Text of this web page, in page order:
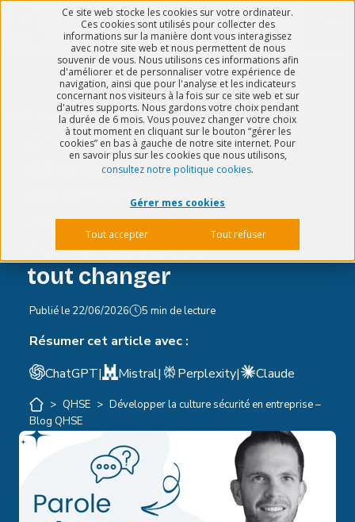
Ce site web stocke les cookies sur votre ordinateur.
Ces cookies sont utilisés pour collecter des
informations sur la manière dont vous interagissez
avec notre site web et nous permettent de nous
souvenir de vous. Nous utilisons ces informations afin
d'améliorer et de personnaliser votre expérience de
navigation, ainsi que pour l'analyse et les indicateurs
concernant nos visiteurs à la fois sur ce site web et sur
d'autres supports. Nous gardons votre choix pendant
la durée de 6 mois. Vous pouvez changer votre choix
à tout moment en cliquant sur le bouton “gérer les
cookies” en bas à gauche de notre site internet. Pour
en savoir plus sur les cookies que nous utilisons,
consultez notre politique cookies.
Gérer mes cookies
Tout accepter Tout refuser
Culture sécurité :
pourquoi elle ne
décolle pas dans
les entreprises, et
comment le
numérique peut
tout changer
Publié le 22/06/2026 5 min de lecture
Résumer cet article avec :
ChatGPT| Mistral| Perplexity| Claude
> QHSE > Développer la culture sécurité en entreprise –
Blog QHSE